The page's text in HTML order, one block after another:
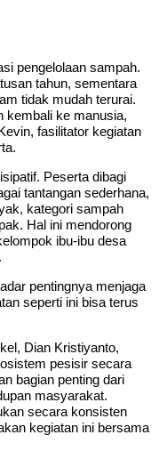
pengelolaan sampah.
tahun, sementara
tidak mudah terurai.
kembali ke manusia,
fasilitator kegiatan
Peserta dibagi
tantangan sederhana,
kategori sampah
Hal ini mendorong
ibu-ibu desa
pentingnya menjaga
seperti ini bisa terus
Dian Kristiyanto,
pesisir secara
bagian penting dari
masyarakat.
secara konsisten
kegiatan ini bersama